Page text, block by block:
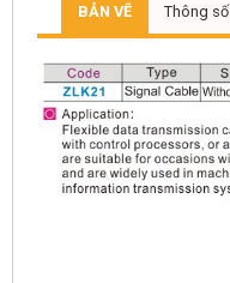
BẢN VẼ Thông số